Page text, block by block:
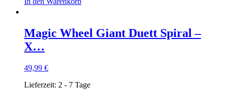
Magic Wheel Giant Duett Spiral –
X…
49,99 €
Lieferzeit: 2 - 7 Tage